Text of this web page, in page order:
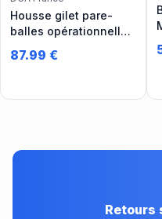
Housse gilet pare-
balles opérationnelle
balistiques
87.99 €
Retours